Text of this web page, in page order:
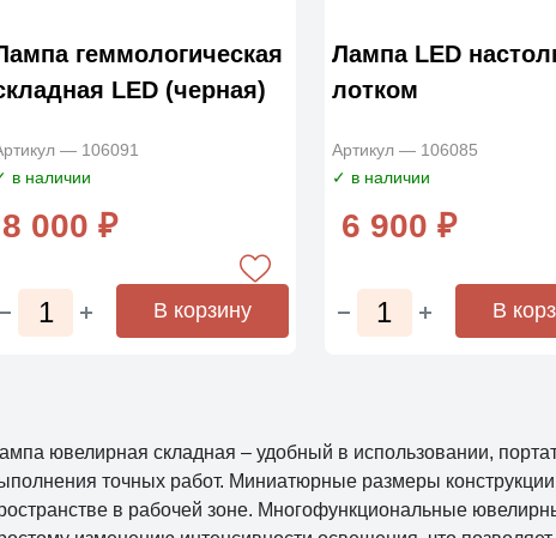
геммологическая
LED (черная)
— 106091
в наличии
8 000 ₽
В корзину
Лампа LED
лотком
Артикул — 106085
✓ в наличии
6 900 ₽
В
ювелирная складная – удобный в использовании,
точных работ. Миниатюрные размеры
в рабочей зоне. Многофункциональные